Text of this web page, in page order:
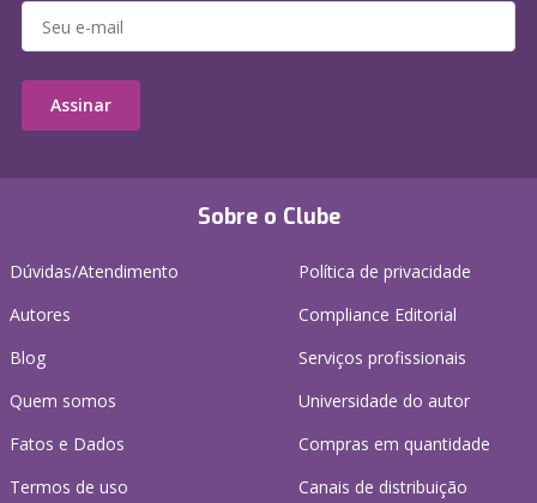
Sobre o Clube
Dúvidas/Atendimento
Autores
Blog
Quem somos
Fatos e Dados
Termos de uso
Política de privacidade
Compliance Editorial
Serviços profissionais
Universidade do autor
Compras em quantidade
Canais de distribuição
Assinar